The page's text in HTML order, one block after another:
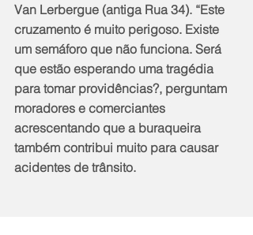
Van Lerbergue (antiga Rua 34). “Este
cruzamento é muito perigoso. Existe
um semáforo que não funciona. Será
que estão esperando uma tragédia
para tomar providências?, perguntam
moradores e comerciantes
acrescentando que a buraqueira
também contribui muito para causar
acidentes de trânsito.